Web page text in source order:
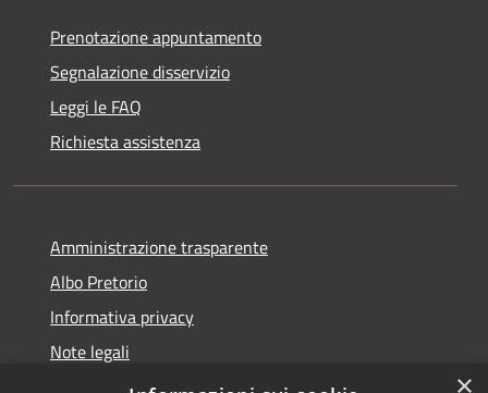
Prenotazione appuntamento
Segnalazione disservizio
Leggi le FAQ
Richiesta assistenza
Amministrazione trasparente
Albo Pretorio
Informativa privacy
Note legali
Dichiarazione di accessibilità
×